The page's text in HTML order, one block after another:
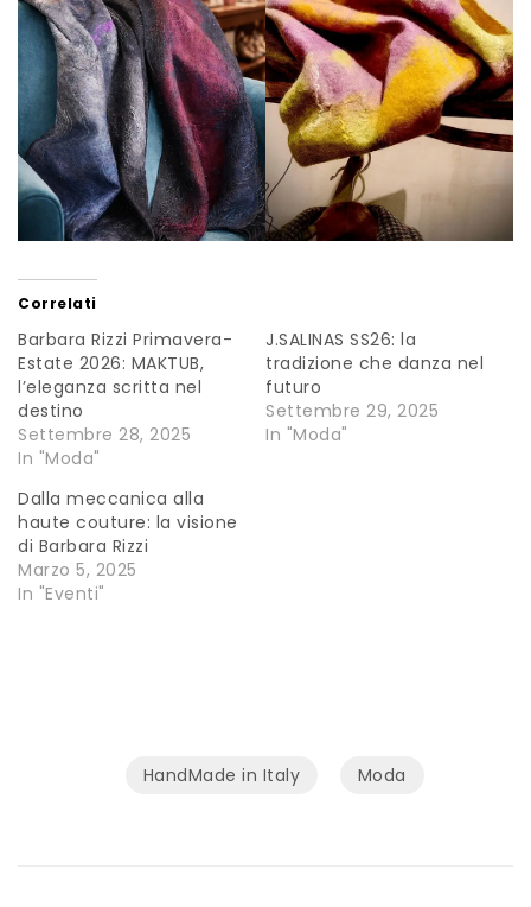
Correlati
Barbara Rizzi Primavera-
Estate 2026: MAKTUB,
l’eleganza scritta nel
destino
Settembre 28, 2025
In "Moda"
J.SALINAS SS26: la
tradizione che danza nel
futuro
Settembre 29, 2025
In "Moda"
Dalla meccanica alla
haute couture: la visione
di Barbara Rizzi
Marzo 5, 2025
In "Eventi"
HandMade in Italy Moda